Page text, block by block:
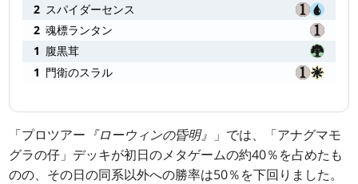
2 スパイダーセンス
2 魂標ランタン
1 腹黒茸
1 門衛のスラル
「プロツアー 『ローウィンの昏明』 」では、「アナグマモ
グラの仔」デッキが初日のメタゲームの約40％を占めたも
のの、その日の同系以外への勝率は50％を下回りました。